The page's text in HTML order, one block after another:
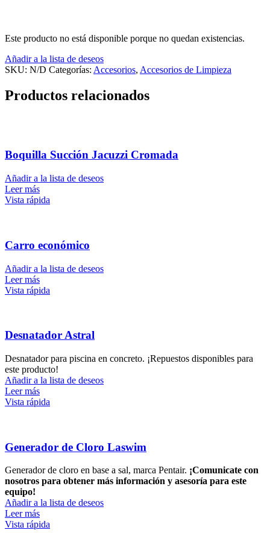
Este producto no está disponible porque no quedan existencias.
Añadir a la lista de deseos
SKU: N/D Categorías: Accesorios, Accesorios de Limpieza
Productos relacionados
Boquilla Succión Jacuzzi Cromada
Añadir a la lista de deseos
Leer más
Vista rápida
Carro económico
Añadir a la lista de deseos
Leer más
Vista rápida
Desnatador Astral
Desnatador para piscina en concreto. ¡Repuestos disponibles para
este producto!
Añadir a la lista de deseos
Leer más
Vista rápida
Generador de Cloro Laswim
Generador de cloro en base a sal, marca Pentair. ¡Comunicate con
nosotros para obtener más información y asesoría para este
equipo!
Añadir a la lista de deseos
Leer más
Vista rápida